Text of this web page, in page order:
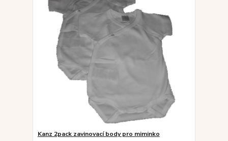
Kanz 2pack zavinovací body pro miminko